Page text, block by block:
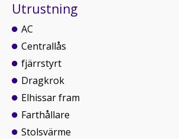
Utrustning
AC
Centrallås
fjärrstyrt
Dragkrok
Elhissar fram
Farthållare
Stolsvärme